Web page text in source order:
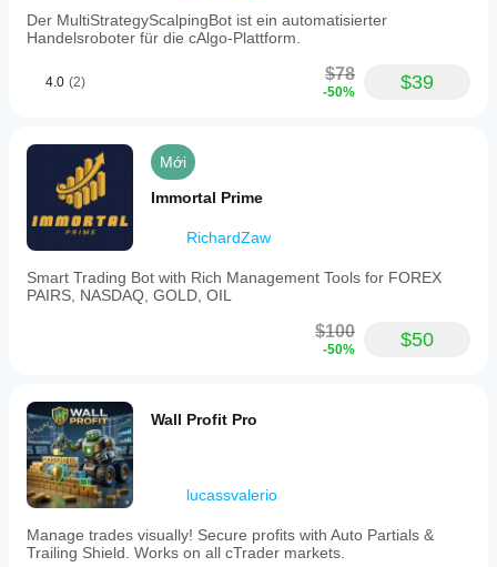
Thuật toán
suất
Số dư
khuyến
nghị
Rủi
Khung
thời
gian
biểu
đồ
Đòn bẩy
Der MultiStrategyScalpingBot ist ein automatisierter
Handelsroboter für die cAlgo-Plattform.
4.0 (2) $78
-50% $39
Mới
Immortal Prime
RichardZaw
Smart Trading Bot with Rich Management Tools for FOREX
PAIRS, NASDAQ, GOLD, OIL
$100
-50% $50
Wall Profit Pro
lucassvalerio
Manage trades visually! Secure profits with Auto Partials &
Trailing Shield. Works on all cTrader markets.